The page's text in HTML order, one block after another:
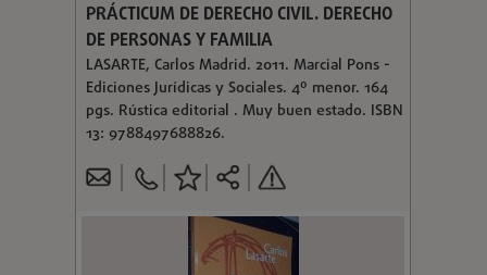
PRÁCTICUM DE DERECHO CIVIL. DERECHO
DE PERSONAS Y FAMILIA
LASARTE, Carlos Madrid. 2011. Marcial Pons -
Ediciones Jurídicas y Sociales. 4º menor. 164
pgs. Rústica editorial . Muy buen estado. ISBN
13: 9788497688826.